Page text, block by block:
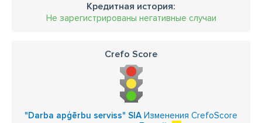
Кредитная история:
Не зарегистрированы негативные случаи
Crefo Score
"Darba apģērbu serviss" SIA Изменения CrefoScore